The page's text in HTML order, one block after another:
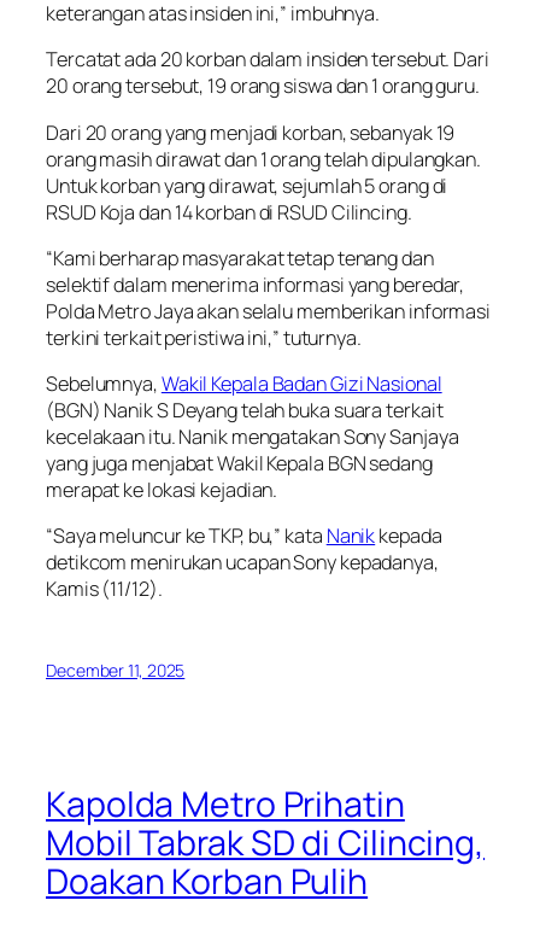
keterangan atas insiden ini,” imbuhnya.
Tercatat ada 20 korban dalam insiden tersebut. Dari
20 orang tersebut, 19 orang siswa dan 1 orang guru.
Dari 20 orang yang menjadi korban, sebanyak 19
orang masih dirawat dan 1 orang telah dipulangkan.
Untuk korban yang dirawat, sejumlah 5 orang di
RSUD Koja dan 14 korban di RSUD Cilincing.
“Kami berharap masyarakat tetap tenang dan
selektif dalam menerima informasi yang beredar,
Polda Metro Jaya akan selalu memberikan informasi
terkini terkait peristiwa ini,” tuturnya.
Sebelumnya,Wakil Kepala Badan Gizi Nasional
(BGN) Nanik S Deyang telah buka suara terkait
kecelakaan itu. Nanik mengatakan Sony Sanjaya
yang juga menjabat Wakil Kepala BGN sedang
merapat ke lokasi kejadian.
“Saya meluncur ke TKP, bu,” kata Nanikkepada
detikcom menirukan ucapan Sony kepadanya,
Kamis (11/12).
December 11, 2025
Kapolda Metro Prihatin
Mobil Tabrak SD di Cilincing,
Doakan Korban Pulih